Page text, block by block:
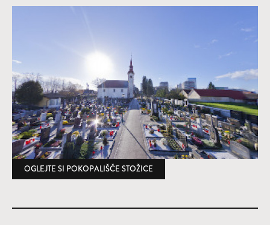
OGLEJTE SI POKOPALIŠČE STOŽICE